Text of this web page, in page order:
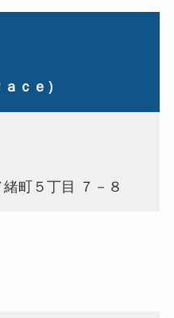
ｃｅ）
町５丁目 ７－８